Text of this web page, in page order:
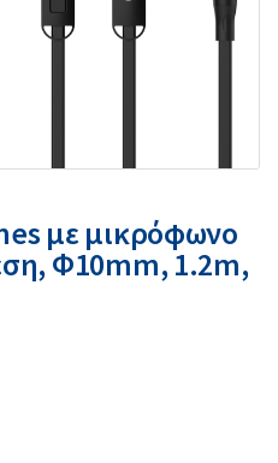
με μικρόφωνο
Φ10mm, 1.2m,